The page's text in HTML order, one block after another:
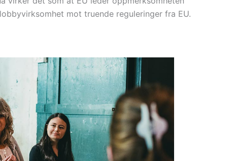
mot truende reguleringer fra EU.